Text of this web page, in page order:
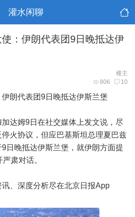
灌水闲聊
：伊朗代表团9日晚抵达伊
楼主
806 10
朗代表团9日晚抵达伊斯兰堡
达姆9日在社交媒体上发文说，尽
火协议，但应巴基斯坦总理夏巴兹
日晚抵达伊斯兰堡，就伊朗方面提
肃对话。
、深度分析尽在北京日报App